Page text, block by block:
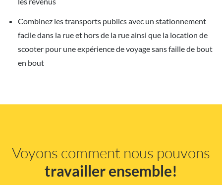
Combinez les transports publics avec un stationnement
facile dans la rue et hors de la rue ainsi que la location de
scooter pour une expérience de voyage sans faille de bout
en bout
Voyons comment nous pouvons
travailler ensemble!